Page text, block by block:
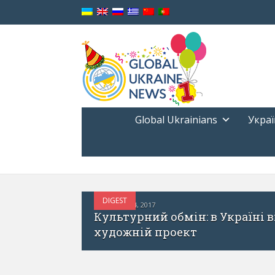
Global Ukrainians
УКРАЇНА І СВІТ
ЖОВТЕНЬ 31, 2017
Finnish Institute Ukraine –